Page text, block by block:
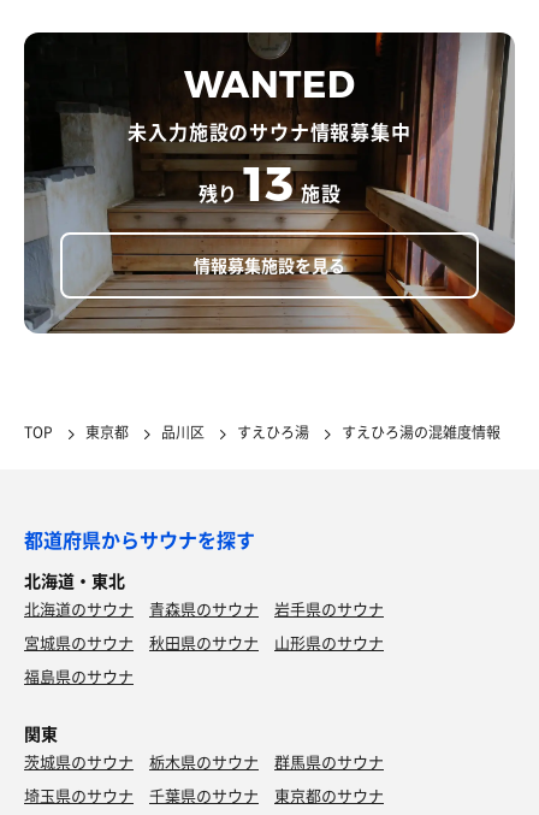
WANTED
未入力施設のサウナ情報募集中
残り 13 施設
情報募集施設を見る
TOP 東京都 品川区 すえひろ湯 すえひろ湯の混雑度情報
都道府県からサウナを探す
北海道・東北
北海道のサウナ 青森県のサウナ
岩手県のサウナ
宮城県のサウナ
秋田県のサウナ
山形県のサウナ
福島県のサウナ
関東
茨城県のサウナ 栃木県のサウナ
群馬県のサウナ
埼玉県のサウナ
千葉県のサウナ
東京都のサウナ